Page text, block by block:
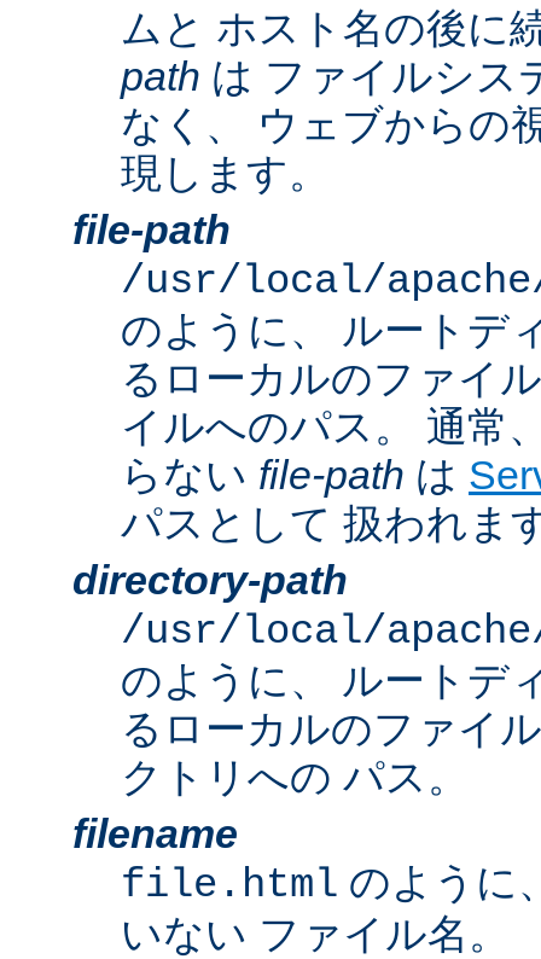
ムと ホスト名の後に
path は ファイルシス
なく、 ウェブからの
現します。
file-path
/usr/local/
のように、 ルートデ
るローカルのファイ
イルへのパス。 通常
らない file-path は
パスとして 扱われま
directory-path
/usr/local/
のように、 ルートデ
るローカルのファイ
クトリへの パス。
filename
file.html のように
いない ファイル名。